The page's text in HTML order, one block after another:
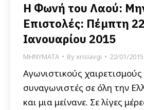
Η Φωνή του Λαού:
Επιστολές: Πέμπτη 22
Ιανουαρίου 2015
ΜΗΝΥΜΑΤΑ Byxrisiavgi 22/01/2015
Αγωνιστικούς
συναγωνιστές σε όλη την
και μια μείνανε. Σε λίγες